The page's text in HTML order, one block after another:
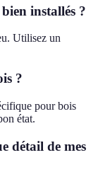
installés ?
Utilisez un
?
pour bois
état.
détail de mes